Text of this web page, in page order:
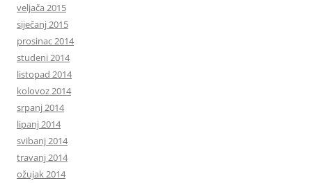
veljača 2015
siječanj 2015
prosinac 2014
studeni 2014
listopad 2014
kolovoz 2014
srpanj 2014
lipanj 2014
svibanj 2014
travanj 2014
ožujak 2014